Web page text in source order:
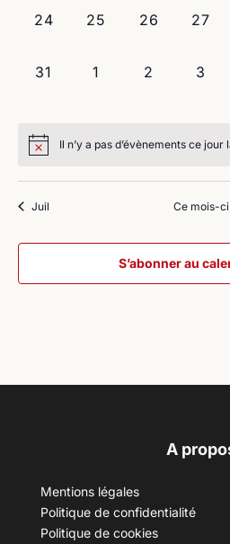
0
24
0
25
0
26
0
27
0
31
0
1
0
2
0
3
Il n’y a pas d’évènements ce jour
Juil Ce mois-ci
S’abonner au
A
Mentions légales
Politique de confidentialité
Politique de cookies